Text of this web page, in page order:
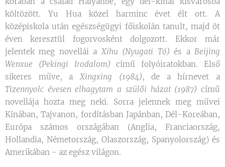
költözött. Yu Hua közel harminc évet élt ott. A
középiskola után egészségügyi főiskolán tanult, majd öt
éven keresztül fogorvosként dolgozott. Ekkor már
jelentek meg novellái aXihu (Nyugati Tó)és aBeijing
Wenxue (Pekingi Irodalom)című folyóiratokban. Első
sikeres műve, aXingxing (1984), de a hírnevet a
Tizennyolc évesen elhagytam a szülői házat (1987) című
novellája hozta meg neki. Sorra jelennek meg művei
Kínában, Tajvanon, fordításban Japánban, Dél-Koreában,
Európa számos országában (Anglia, Franciaország,
Hollandia, Németország, Olaszország, Spanyolország) és
Amerikában - az egész világon.